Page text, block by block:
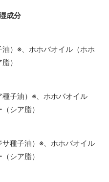
成分
）※、ホホバオイル（ホホ
）
子油）※、ホホバオイル
シア脂）
種子油）※、ホホバオイル
シア脂）